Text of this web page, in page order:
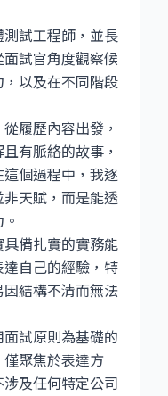
試工程師，並長
試官角度觀察候
以及在不同階段
履歷內容出發，
有脈絡的故事，
個過程中，我逐
天賦，而是能透
備扎實的實務能
自己的經驗，特
結構不清而無法
試原則為基礎的
聚焦於表達方
及任何特定公司